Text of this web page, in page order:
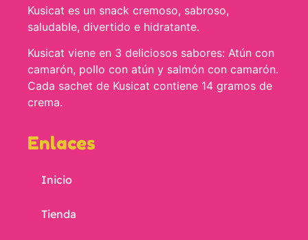
Kusicat es un snack cremoso, sabroso,
saludable, divertido e hidratante.
Kusicat viene en 3 deliciosos sabores: Atún con
camarón, pollo con atún y salmón con camarón.
Cada sachet de Kusicat contiene 14 gramos de
crema.
Enlaces
Inicio
Tienda